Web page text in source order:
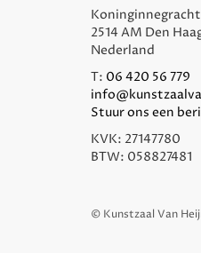
Koninginnegracht
2514 AM Den
Nederland
T: 06 420 56 779
Stuur ons een
KVK: 27147780
BTW: 058827481
© Kunstzaal Van